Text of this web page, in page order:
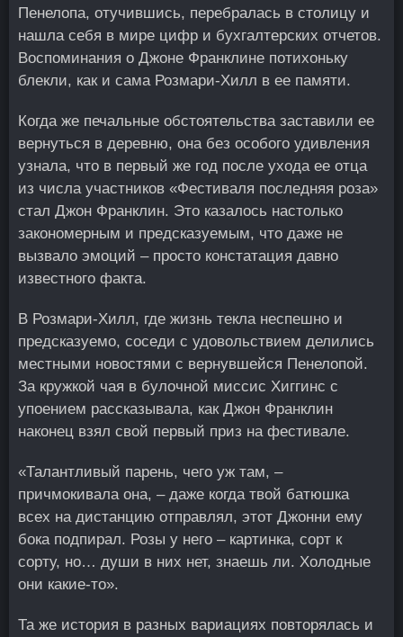
Пенелопа, отучившись, перебралась в столицу и
нашла себя в мире цифр и бухгалтерских отчетов.
Воспоминания о Джоне Франклине потихоньку
блекли, как и сама Розмари-Хилл в ее памяти.
Когда же печальные обстоятельства заставили ее
вернуться в деревню, она без особого удивления
узнала, что в первый же год после ухода ее отца
из числа участников «Фестиваля последняя роза»
стал Джон Франклин. Это казалось настолько
закономерным и предсказуемым, что даже не
вызвало эмоций – просто констатация давно
известного факта.
В Розмари-Хилл, где жизнь текла неспешно и
предсказуемо, соседи с удовольствием делились
местными новостями с вернувшейся Пенелопой.
За кружкой чая в булочной миссис Хиггинс с
упоением рассказывала, как Джон Франклин
наконец взял свой первый приз на фестивале.
«Талантливый парень, чего уж там, –
причмокивала она, – даже когда твой батюшка
всех на дистанцию отправлял, этот Джонни ему
бока подпирал. Розы у него – картинка, сорт к
сорту, но… души в них нет, знаешь ли. Холодные
они какие-то».
Та же история в разных вариациях повторялась и